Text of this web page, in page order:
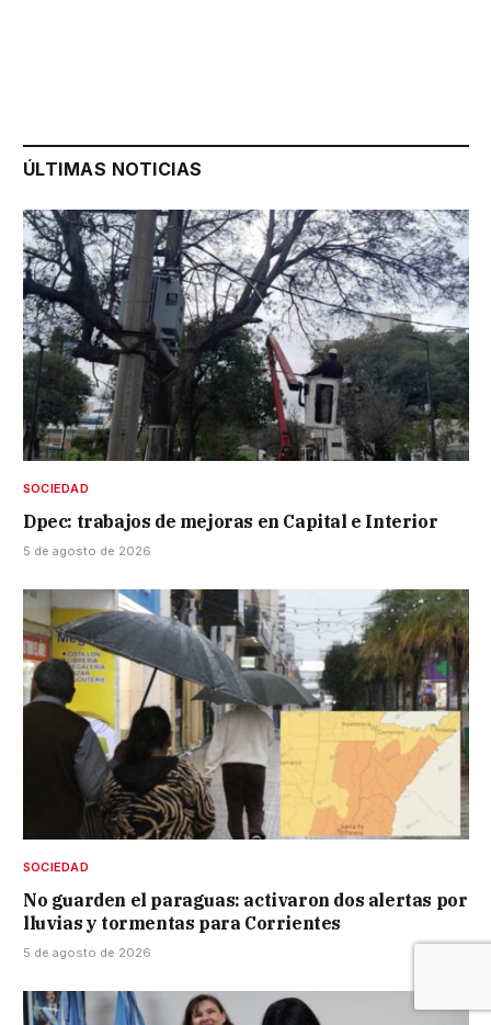
ÚLTIMAS NOTICIAS
SOCIEDAD
Dpec: trabajos de mejoras en Capital e Interior
5 de agosto de 2026
SOCIEDAD
No guarden el paraguas: activaron dos alertas por
lluvias y tormentas para Corrientes
5 de agosto de 2026